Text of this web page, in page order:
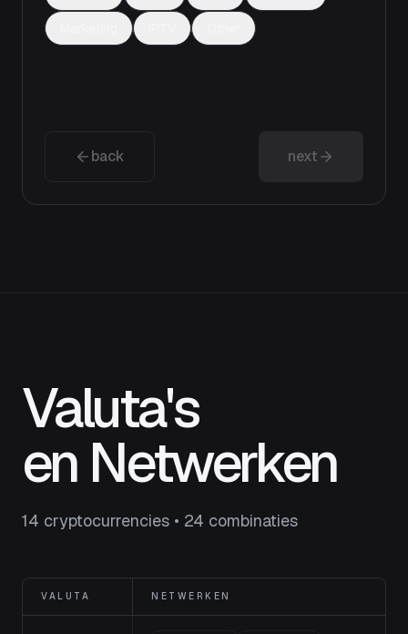
back next
Valuta's
en Netwerken
14 cryptocurrencies • 24 combinaties
VALUTA NETWERKEN